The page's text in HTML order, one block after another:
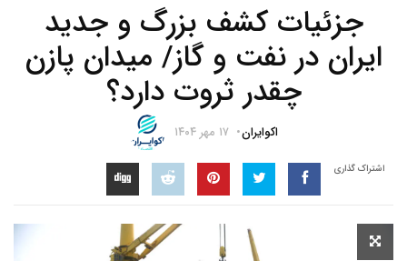
جزئیات کشف بزرگ و جدید
ایران در نفت و گاز/ میدان پازن
چقدر ثروت دارد؟
اکوایران ۱۷ مهر ۱۴۰۴
اشتراک گذاری